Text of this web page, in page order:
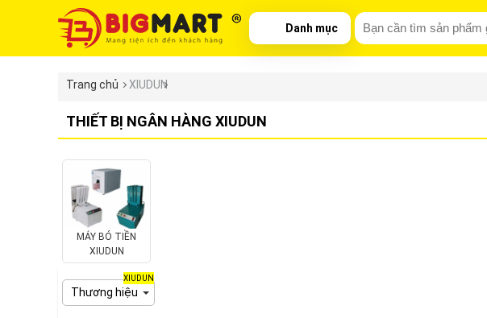
Danh mục
Trang chủ XIUDUN
THIẾT BỊ NGÂN HÀNG XIUDUN
MÁY BÓ TIỀN
XIUDUN
Thương hiệu
XIUDUN